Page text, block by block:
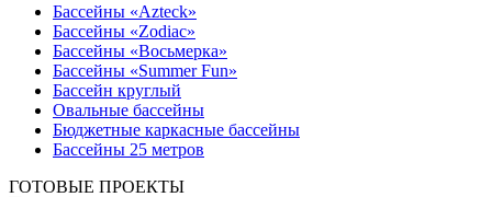
Бассейны «Azteck»
Бассейны «Zodiac»
Бассейны «Восьмерка»
Бассейны «Summer Fun»
Бассейн круглый
Овальные бассейны
Бюджетные каркасные бассейны
Бассейны 25 метров
ГОТОВЫЕ ПРОЕКТЫ